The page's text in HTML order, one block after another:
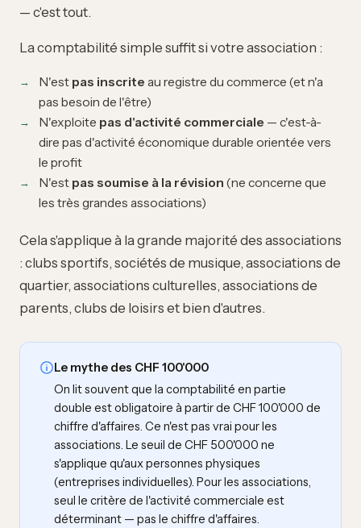
— c'est tout.
La comptabilité simple suffit si votre association :
N'est pas inscrite au registre du commerce (et n'a
pas besoin de l'être)
N'exploite pas d'activité commerciale — c'est-à-
dire pas d'activité économique durable orientée vers
le profit
N'est pas soumise à la révision (ne concerne que
les très grandes associations)
Cela s'applique à la grande majorité des associations
: clubs sportifs, sociétés de musique, associations de
quartier, associations culturelles, associations de
parents, clubs de loisirs et bien d'autres.
Le mythe des CHF 100'000
On lit souvent que la comptabilité en partie
double est obligatoire à partir de CHF 100'000 de
chiffre d'affaires. Ce n'est pas vrai pour les
associations. Le seuil de CHF 500'000 ne
s'applique qu'aux personnes physiques
(entreprises individuelles). Pour les associations,
seul le critère de l'activité commerciale est
déterminant — pas le chiffre d'affaires.